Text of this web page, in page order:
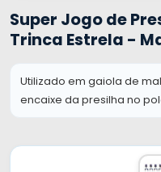
Super Jogo de
Trinca Estrela -
Utilizado em gaiola de
encaixe da presilha no